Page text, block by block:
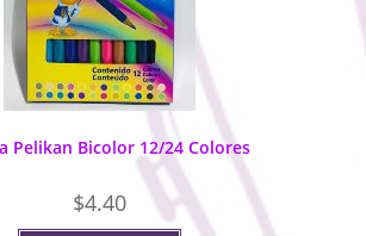
Pelikan Bicolor 12/24 Colores
$4.40